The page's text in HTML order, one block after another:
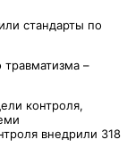
стандарты по
–
контроля,
внедрили 318